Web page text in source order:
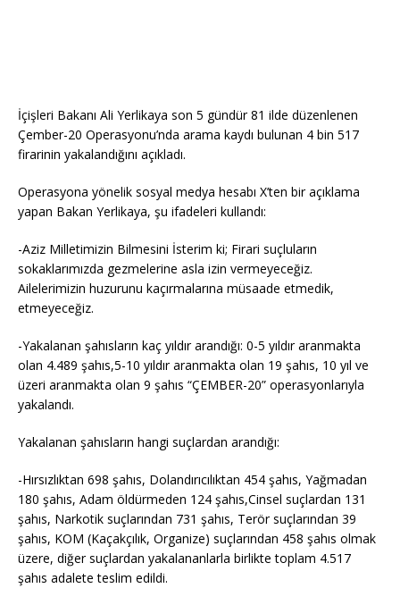
İçişleri Bakanı Ali Yerlikaya son 5 gündür 81 ilde düzenlenen
Çember-20 Operasyonu’nda arama kaydı bulunan 4 bin 517
firarinin yakalandığını açıkladı.
Operasyona yönelik sosyal medya hesabı X’ten bir açıklama
yapan Bakan Yerlikaya, şu ifadeleri kullandı:
-Aziz Milletimizin Bilmesini İsterim ki; Firari suçluların
sokaklarımızda gezmelerine asla izin vermeyeceğiz.
Ailelerimizin huzurunu kaçırmalarına müsaade etmedik,
etmeyeceğiz.
-Yakalanan şahısların kaç yıldır arandığı: 0-5 yıldır aranmakta
olan 4.489 şahıs,5-10 yıldır aranmakta olan 19 şahıs, 10 yıl ve
üzeri aranmakta olan 9 şahıs “ÇEMBER-20” operasyonlarıyla
yakalandı.
Yakalanan şahısların hangi suçlardan arandığı:
-Hırsızlıktan 698 şahıs, Dolandırıcılıktan 454 şahıs, Yağmadan
180 şahıs, Adam öldürmeden 124 şahıs,Cinsel suçlardan 131
şahıs, Narkotik suçlarından 731 şahıs, Terör suçlarından 39
şahıs, KOM (Kaçakçılık, Organize) suçlarından 458 şahıs olmak
üzere, diğer suçlardan yakalananlarla birlikte toplam 4.517
şahıs adalete teslim edildi.